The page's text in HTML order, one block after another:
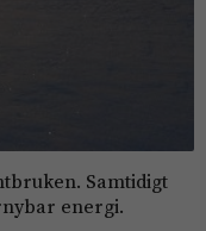
Samtidigt
energi.